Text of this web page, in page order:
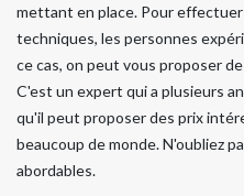
mettant en place. Pour
techniques, les personnes
ce cas, on peut vous proposer
C'est un expert qui a plusieurs
qu'il peut proposer des prix
beaucoup de monde. N'oubliez
abordables.